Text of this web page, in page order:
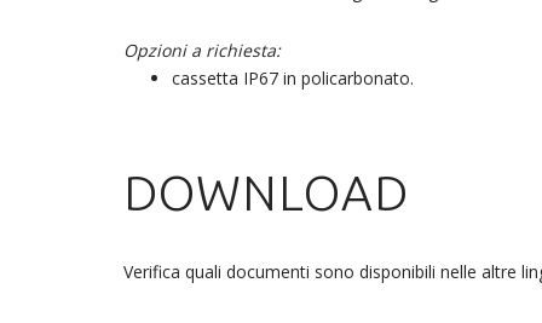
Opzioni a richiesta:
cassetta IP67 in policarbonato.
DOWNLOAD
Verifica quali documenti sono disponibili nelle altre